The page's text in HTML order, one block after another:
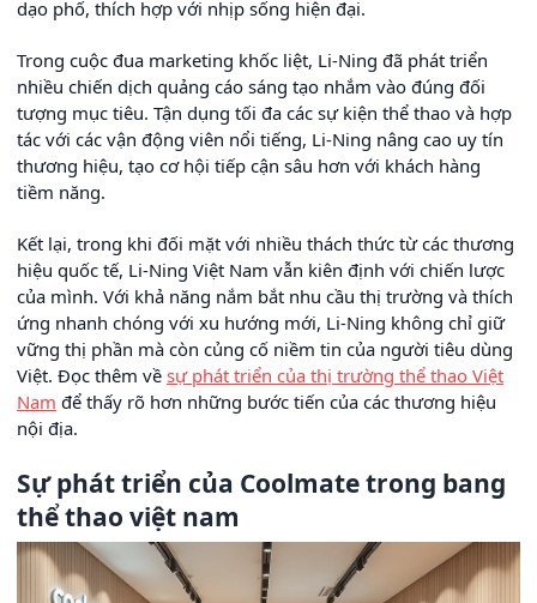
dạo phố, thích hợp với nhịp sống hiện đại.
Trong cuộc đua marketing khốc liệt, Li-Ning đã phát triển
nhiều chiến dịch quảng cáo sáng tạo nhắm vào đúng đối
tượng mục tiêu. Tận dụng tối đa các sự kiện thể thao và hợp
tác với các vận động viên nổi tiếng, Li-Ning nâng cao uy tín
thương hiệu, tạo cơ hội tiếp cận sâu hơn với khách hàng
tiềm năng.
Kết lại, trong khi đối mặt với nhiều thách thức từ các thương
hiệu quốc tế, Li-Ning Việt Nam vẫn kiên định với chiến lược
của mình. Với khả năng nắm bắt nhu cầu thị trường và thích
ứng nhanh chóng với xu hướng mới, Li-Ning không chỉ giữ
vững thị phần mà còn củng cố niềm tin của người tiêu dùng
Việt. Đọc thêm về sự phát triển của thị trường thể thao Việt
Nam để thấy rõ hơn những bước tiến của các thương hiệu
nội địa.
Sự phát triển của Coolmate trong bang
thể thao việt nam